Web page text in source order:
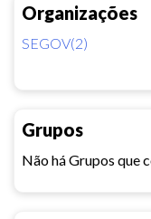
Organizações
SEGOV(2)
Grupos
Não há Grupos que